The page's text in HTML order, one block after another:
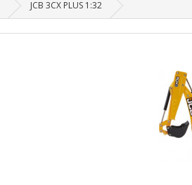
JCB 3CX PLUS 1:32